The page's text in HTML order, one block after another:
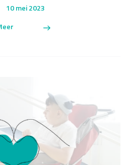
10 mei 2023